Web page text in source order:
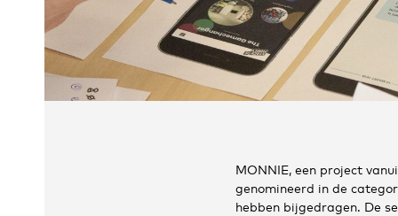
MONNIE, een project
genomineerd in de
hebben bijgedragen. De